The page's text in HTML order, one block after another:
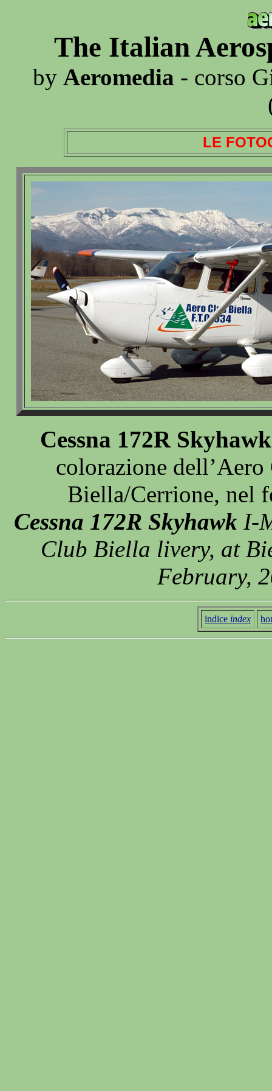
The Italian
by Aeromedia - corso
LE
Cessna 172R Skyhawk
colorazione
Biella/Cerrione, nel
Cessna 172R Skyhawk I-
Club Biella livery, at
February,
indice index